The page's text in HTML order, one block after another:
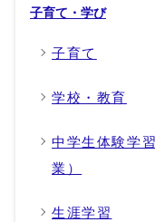
子育て・学び
子育て
学校・教育
中学生体験学
業）
生涯学習